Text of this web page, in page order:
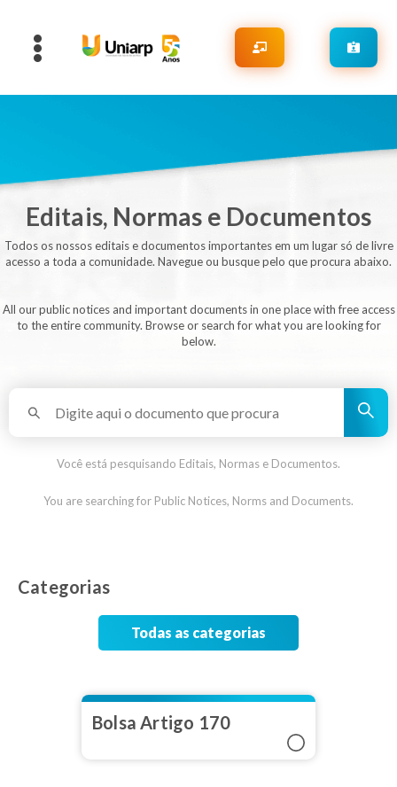
Editais, Normas e Documentos
Todos os nossos editais e documentos importantes em um lugar só de livre
acesso a toda a comunidade. Navegue ou busque pelo que procura abaixo.
All our public notices and important documents in one place with free access
to the entire community. Browse or search for what you are looking for
below.
Você está pesquisando Editais, Normas e Documentos.
You are searching for Public Notices, Norms and Documents.
Categorias
Todas as categorias
Bolsa Artigo 170